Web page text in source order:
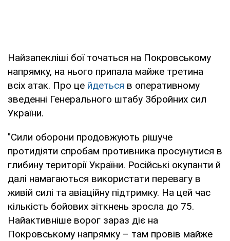
Найзапекліші бої точаться на Покровському
напрямку, на нього припала майже третина
всіх атак. Про це йдеться в оперативному
зведенні Генерального штабу Збройних сил
України.
"Сили оборони продовжують рішуче
протидіяти спробам противника просунутися в
глибину території України. Російські окупанти й
далі намагаються використати перевагу в
живій силі та авіаційну підтримку. На цей час
кількість бойових зіткнень зросла до 75.
Найактивніше ворог зараз діє на
Покровському напрямку – там провів майже